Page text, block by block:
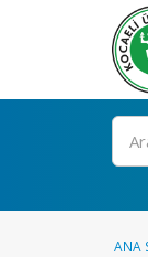
Ara
ANA